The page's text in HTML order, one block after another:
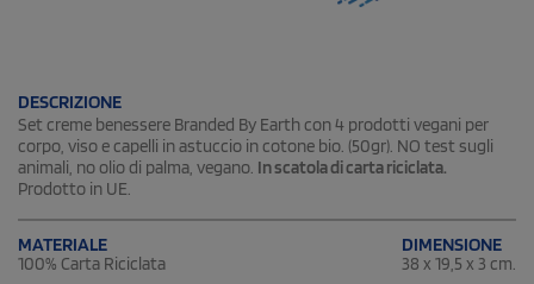
DESCRIZIONE
Set creme benessere Branded By Earth con 4 prodotti vegani per
corpo, viso e capelli in astuccio in cotone bio. (50gr). NO test sugli
animali, no olio di palma, vegano. In scatola di carta riciclata.
Prodotto in UE.
MATERIALE
100% Carta Riciclata
DIMENSIONE
38 x 19,5 x 3 cm.